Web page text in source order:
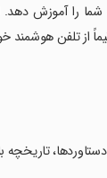
را آموزش دهد.
از تلفن هوشمند